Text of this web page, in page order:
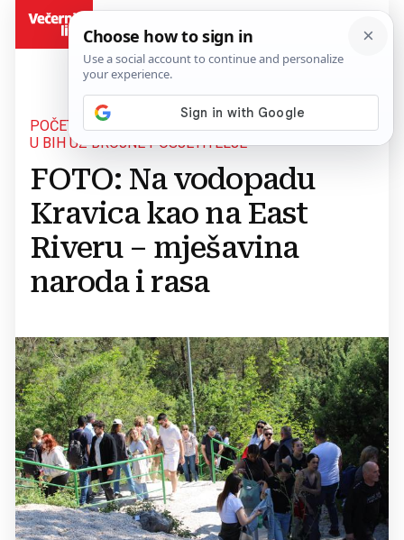
POČETAK SVIBNJA NA NAJUNOSNIJOJ DESTINACIJI
U BIH UZ BROJNE POSJETITELJE
FOTO: Na vodopadu
Kravica kao na East
Riveru – mješavina
naroda i rasa